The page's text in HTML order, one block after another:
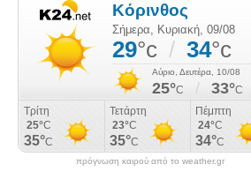
πρόγνωση καιρού από το weather.gr